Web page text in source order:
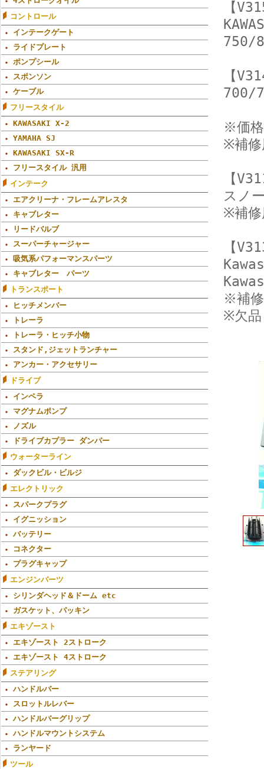
コントロール
インテークゲート
ライドプレート
ポンプシール
スポンソン
ケーブル
フリースタイル
KAWASAKI X-2
YAMAHA SJ
KAWASAKI SX-R
フリースタイル 汎用
インテーク
エアクリーナ・フレームアレスタ
キャブレター
リードバルブ
スーパーチャージャー
吸気系パフォーマンスパーツ
キャブレター パーツ
トランスポート
ヒッチメンバー
トレーラ
トレーラ・ヒッチ小物
スタンド,ジェットランチャー
アンカー・アクセサリー
ドライブ
インペラ
マグナムポンプ
ノズル
ドライブカプラー ダンパー
ウォーターライン
ダックビル・ビルジ
エレクトリック
スパークプラグ
イグニッション
バッテリー
コネクター
プラグキャップ
エンジンパーツ
シリンダヘッド＆ドーム etc
ガスケット、パッキン
エキゾースト
エキゾースト 2ストローク
エキゾースト 4ストローク
ステアリング
ハンドルバー
スロットルレバー
ハンドルバーグリップ
ハンドルマウントシステム
ランヤード
ツール
【
750/
【
700/
※価
※補修
【
スノ
※補修
【
※補
※欠品